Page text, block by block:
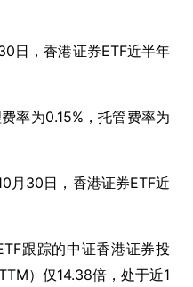
日，香港证券ETF近半年
率为0.15% ，托管费率为
月 30日，香港证券ETF近
跟踪的中证香港证券投
）仅14.38倍，处于近1